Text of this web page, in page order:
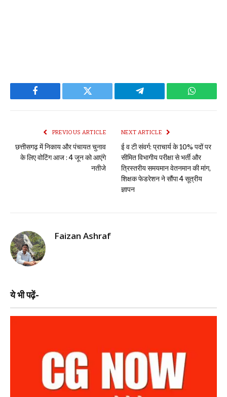
Facebook Twitter Telegram
PREVIOUS ARTICLE
छत्तीसगढ़ में निकाय और पंचायत चुनाव
के लिए वोटिंग आज : 4 जून को आएंगे
नतीजे
NEXT ARTICLE
ई व टी संवर्ग: प्राचार्य के 10% पदों पर
सीमित विभागीय परीक्षा से भर्ती और
त्रिस्तरीय समयमान वेतनमान की मांग,
शिक्षक फेडरेशन ने सौंपा 4 सूत्रीय
ज्ञापन
Faizan Ashraf
ये भी पढ़ें-